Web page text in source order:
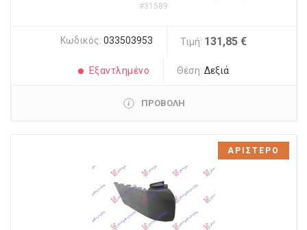
#31589
Κωδικός: 033503953 Τιμή: 131,85 €
Εξαντλημένο Θέση:Δεξιά
ΠΡΟΒΟΛΗ
ΑΡΙΣΤΕΡΟ